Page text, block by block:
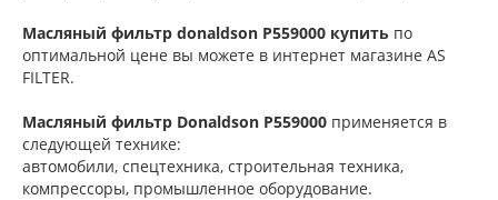
Масляный фильтр donaldson P559000 купить по
оптимальной цене вы можете в интернет магазине AS
FILTER.
Масляный фильтр Donaldson P559000 применяется в
следующей технике:
автомобили, cпецтехника, cтроительная техника,
компрессоры, промышленное оборудование.